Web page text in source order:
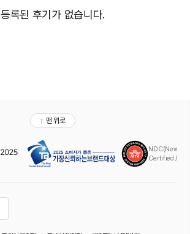
등록된 후기가 없습니다.